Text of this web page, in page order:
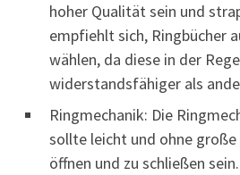
hoher Qualität sein und
empfiehlt sich, Ringbücher
wählen, da diese in der
widerstandsfähiger als
Ringmechanik: Die
sollte leicht und ohne große
öffnen und zu schließen